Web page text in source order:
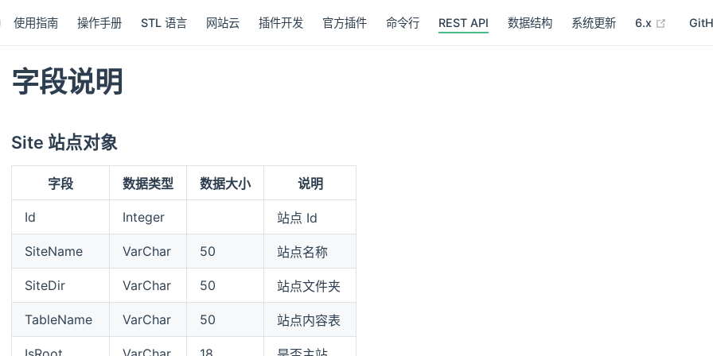
使用指南 操作手册 STL 语言 网站云 插件开发 官方插件 命令行 REST API 数据结构 系统更新 6.x (opens
字段说明
Site 站点对象
字段 数据类型 数据大小 说明
Id Integer 站点 Id
SiteName VarChar 50 站点名称
SiteDir VarChar 50 站点文件夹
TableName VarChar 50 站点内容表